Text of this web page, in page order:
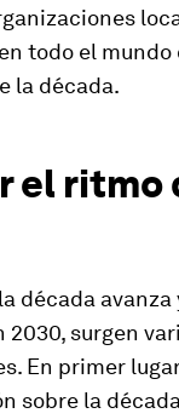
todo el
la década.
el ritmo
década avanza
surgen
En primer
sobre la